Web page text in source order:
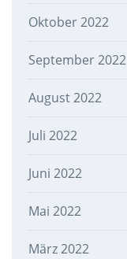
Oktober 2022
September 2022
August 2022
Juli 2022
Juni 2022
Mai 2022
März 2022